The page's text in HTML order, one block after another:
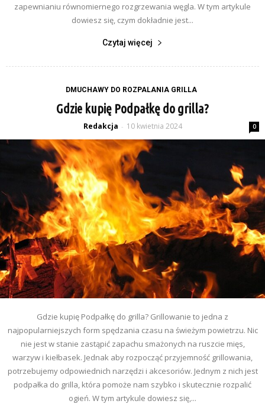
zapewnianiu równomiernego rozgrzewania węgla. W tym artykule
dowiesz się, czym dokładnie jest...
Czytaj więcej
DMUCHAWY DO ROZPALANIA GRILLA
Gdzie kupię Podpałkę do grilla?
Redakcja - 10 kwietnia 2024 0
Gdzie kupię Podpałkę do grilla? Grillowanie to jedna z
najpopularniejszych form spędzania czasu na świeżym powietrzu. Nic
nie jest w stanie zastąpić zapachu smażonych na ruszcie mięs,
warzyw i kiełbasek. Jednak aby rozpocząć przyjemność grillowania,
potrzebujemy odpowiednich narzędzi i akcesoriów. Jednym z nich jest
podpałka do grilla, która pomoże nam szybko i skutecznie rozpalić
ogień. W tym artykule dowiesz się,...